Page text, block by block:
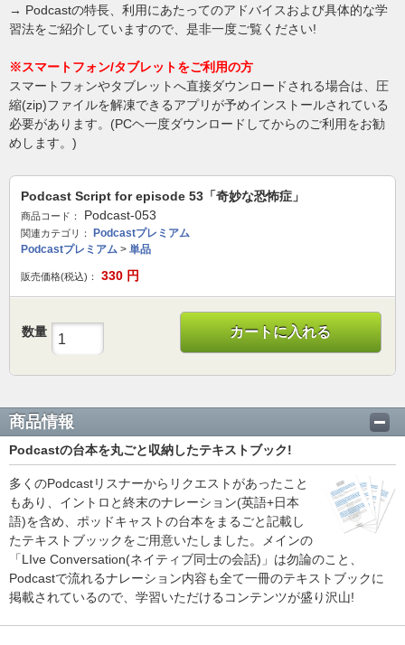
→ Podcastの特長、利用にあたってのアドバイスおよび具体的な学
習法をご紹介していますので、是非一度ご覧ください!
※スマートフォン/タブレットをご利用の方
スマートフォンやタブレットへ直接ダウンロードされる場合は、圧
縮(zip)ファイルを解凍できるアプリが予めインストールされている
必要があります。(PCヘ一度ダウンロードしてからのご利用をお勧
めします。)
Podcast Script for episode 53「奇妙な恐怖症」
商品コード： Podcast-053
関連カテゴリ：
Podcastプレミアム
Podcastプレミアム > 単品
販売価格(税込)： 330 円
数量 カートに入れる
商品情報
Podcastの台本を丸ごと収納したテキストブック!
多くのPodcastリスナーからリクエストがあったこと
もあり、イントロと終末のナレーション(英語+日本
語)を含め、ポッドキャストの台本をまるごと記載し
たテキストブッックをご用意いたしました。メインの
「LIve Conversation(ネイティブ同士の会話)」は勿論のこと、
Podcastで流れるナレーション内容も全て一冊のテキストブックに
掲載されているので、学習いただけるコンテンツが盛り沢山!